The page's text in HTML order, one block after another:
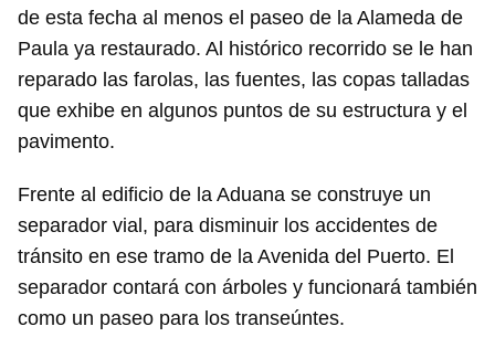
de esta fecha al menos el paseo de la Alameda de
Paula ya restaurado. Al histórico recorrido se le han
reparado las farolas, las fuentes, las copas talladas
que exhibe en algunos puntos de su estructura y el
pavimento.
Frente al edificio de la Aduana se construye un
separador vial, para disminuir los accidentes de
tránsito en ese tramo de la Avenida del Puerto. El
separador contará con árboles y funcionará también
como un paseo para los transeúntes.